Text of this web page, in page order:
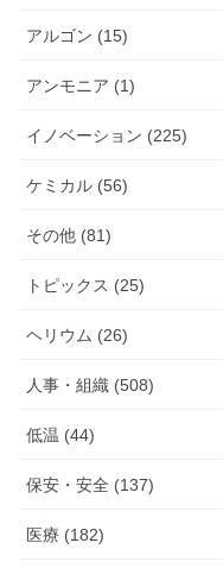
アルゴン (15)
アンモニア (1)
イノベーション (225)
ケミカル (56)
その他 (81)
トピックス (25)
ヘリウム (26)
人事・組織 (508)
低温 (44)
保安・安全 (137)
医療 (182)